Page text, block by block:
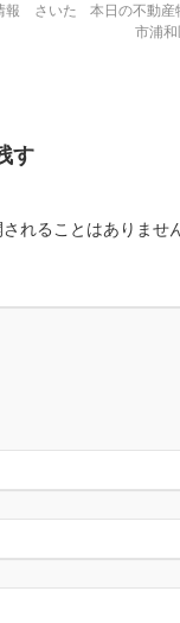
報 さいた
本日の不動
市浦
す
れることはありませ